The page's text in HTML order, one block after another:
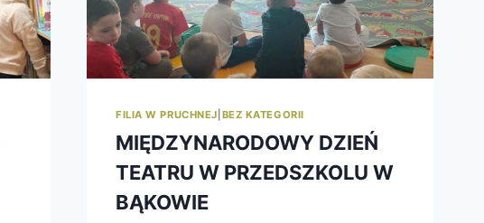
FILIA W PRUCHNEJ BEZ KATEGORII
MIĘDZYNARODOWY DZIEŃ
TEATRU W PRZEDSZKOLU W
BĄKOWIE